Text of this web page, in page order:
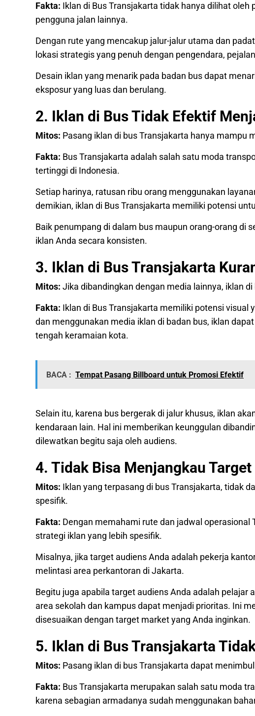
Fakta: Iklan di Bus Transjakarta tidak hanya dilihat
pengguna jalan lainnya.
Dengan rute yang mencakup jalur-jalur utama dan
lokasi strategis yang penuh dengan pengendara,
Desain iklan yang menarik pada badan bus dapat
eksposur yang luas dan berulang.
2. Iklan di Bus Tidak Efektif
Mitos: Pasang iklan di bus Transjakarta hanya mampu
Fakta: Bus Transjakarta adalah salah satu moda
tertinggi di Indonesia.
Setiap harinya, ratusan ribu orang menggunakan
demikian, iklan di Bus Transjakarta memiliki potensi
Baik penumpang di dalam bus maupun orang-orang di
iklan Anda secara konsisten.
3. Iklan di Bus Transjakarta
Mitos: Jika dibandingkan dengan media lainnya, iklan
Fakta: Iklan di Bus Transjakarta memiliki potensi visual
dan menggunakan media iklan di badan bus, iklan
tengah keramaian kota.
BACA : Tempat Pasang Billboard untuk Promosi Efektif
Selain itu, karena bus bergerak di jalur khusus, iklan
kendaraan lain. Hal ini memberikan keunggulan
dilewatkan begitu saja oleh audiens.
4. Tidak Bisa Menjangkau
Mitos: Iklan yang terpasang di bus Transjakarta, tidak
spesifik.
Fakta: Dengan memahami rute dan jadwal operasional
strategi iklan yang lebih spesifik.
Misalnya, jika target audiens Anda adalah pekerja
melintasi area perkantoran di Jakarta.
Begitu juga apabila target audiens Anda adalah pelajar
area sekolah dan kampus dapat menjadi prioritas. Ini
disesuaikan dengan target market yang Anda inginkan.
5. Iklan di Bus Transjakarta
Mitos: Pasang iklan di bus Transjakarta dapat
Fakta: Bus Transjakarta merupakan salah satu moda
karena sebagian armadanya sudah menggunakan